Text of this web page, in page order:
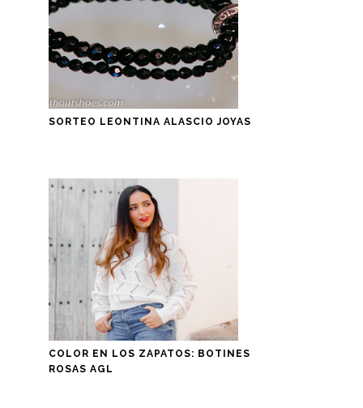
SORTEO LEONTINA ALASCIO JOYAS
COLOR EN LOS ZAPATOS: BOTINES
ROSAS AGL